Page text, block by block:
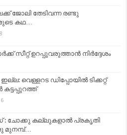
ജോലി തേടിവന്ന രണ്ടു
കഥ…
സീറ്റ് ഉറപ്പുവരുത്താൻ നിർദ്ദേശം
വെള്ളറട ഡിപ്പോയില്‍ ടിക്കറ്റ്
: ചോക്കു കല്ലുകളാൽ പ്രകൃതി
മുനമ്പ്…